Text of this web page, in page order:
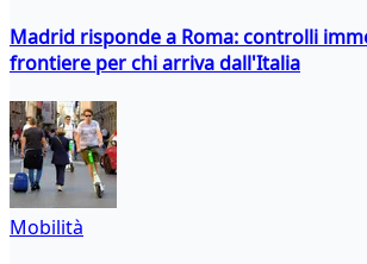
Madrid risponde a Roma: controlli
frontiere per chi arriva dall'Italia
Mobilità